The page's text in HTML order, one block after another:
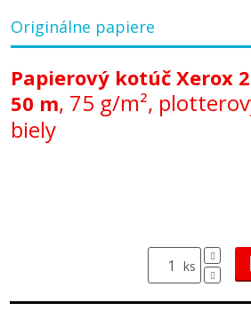
Originálne papiere
Papierový kotúč Xerox
50 m, 75 g/m²,
biely
ks